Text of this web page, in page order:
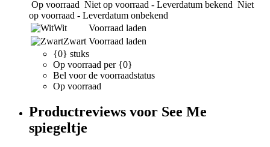
Op voorraad Niet op voorraad - Leverdatum bekend Niet
op voorraad - Leverdatum onbekend
Wit
Voorraad laden
Zwart Voorraad laden
{0} stuks
Op voorraad per {0}
Bel voor de voorraadstatus
Op voorraad
Productreviews voor See Me
spiegeltje